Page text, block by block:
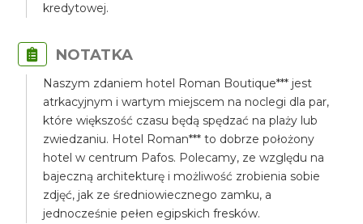
kredytowej.
NOTATKA
Naszym zdaniem hotel Roman Boutique*** jest
atrkacyjnym i wartym miejscem na noclegi dla par,
które większość czasu będą spędzać na plaży lub
zwiedzaniu. Hotel Roman*** to dobrze położony
hotel w centrum Pafos. Polecamy, ze względu na
bajeczną architekturę i możliwość zrobienia sobie
zdjęć, jak ze średniowiecznego zamku, a
jednocześnie pełen egipskich fresków.